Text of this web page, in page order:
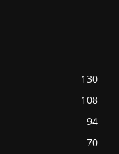
130
108
94
70